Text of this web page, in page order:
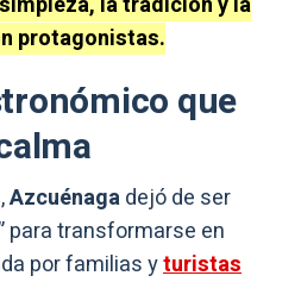
protagonistas.
que
Azcuénagadejó de ser
para transformarse en
por familias yturistas